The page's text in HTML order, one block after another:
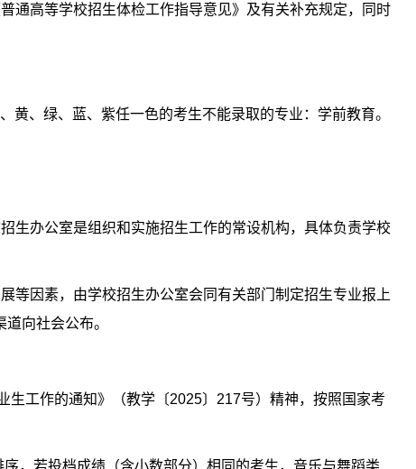
通高等学校招生体检工作指导意见》及有关补充规定，同时
黄、绿、蓝、紫任一色的考生不能录取的专业：学前教育。
生办公室是组织和实施招生工作的常设机构，具体负责学校
等因素，由学校招生办公室会同有关部门制定招生专业报上
向社会公布。
生工作的通知》（教学〔2025〕 217号）精神，按照国家考
，若投档成绩（含小数部分）相同的考生，音乐与舞蹈类